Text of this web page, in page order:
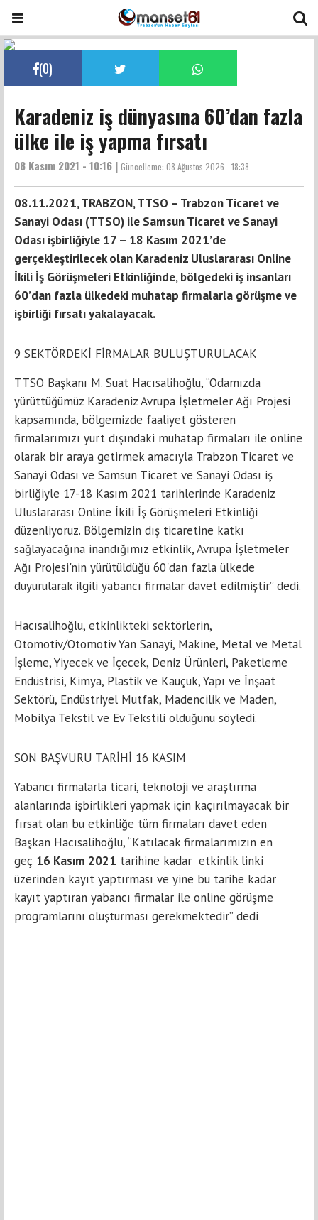
(0)
Karadeniz iş dünyasına 60’dan fazla
ülke ile iş yapma fırsatı
08 Kasım 2021 - 10:16 | Güncelleme: 08 Ağustos 2026 - 18:38
​​​​​​​08.11.2021, TRABZON, TTSO – Trabzon Ticaret ve
Sanayi Odası (TTSO) ile Samsun Ticaret ve Sanayi
Odası işbirliğiyle 17 – 18 Kasım 2021’de
gerçekleştirilecek olan Karadeniz Uluslararası Online
İkili İş Görüşmeleri Etkinliğinde, bölgedeki iş insanları
60’dan fazla ülkedeki muhatap firmalarla görüşme ve
işbirliği fırsatı yakalayacak.
9 SEKTÖRDEKİ FİRMALAR BULUŞTURULACAK
TTSO Başkanı M. Suat Hacısalihoğlu, “Odamızda
yürüttüğümüz Karadeniz Avrupa İşletmeler Ağı Projesi
kapsamında, bölgemizde faaliyet gösteren
firmalarımızı yurt dışındaki muhatap firmaları ile online
olarak bir araya getirmek amacıyla Trabzon Ticaret ve
Sanayi Odası ve Samsun Ticaret ve Sanayi Odası iş
birliğiyle 17-18 Kasım 2021 tarihlerinde Karadeniz
Uluslararası Online İkili İş Görüşmeleri Etkinliği
düzenliyoruz. Bölgemizin dış ticaretine katkı
sağlayacağına inandığımız etkinlik, Avrupa İşletmeler
Ağı Projesi'nin yürütüldüğü 60'dan fazla ülkede
duyurularak ilgili yabancı firmalar davet edilmiştir” dedi.
Hacısalihoğlu, etkinlikteki sektörlerin,
Otomotiv/Otomotiv Yan Sanayi, Makine, Metal ve Metal
İşleme, Yiyecek ve İçecek, Deniz Ürünleri, Paketleme
Endüstrisi, Kimya, Plastik ve Kauçuk, Yapı ve İnşaat
Sektörü, Endüstriyel Mutfak, Madencilik ve Maden,
Mobilya Tekstil ve Ev Tekstili olduğunu söyledi.
SON BAŞVURU TARİHİ 16 KASIM
Yabancı firmalarla ticari, teknoloji ve araştırma
alanlarında işbirlikleri yapmak için kaçırılmayacak bir
fırsat olan bu etkinliğe tüm firmaları davet eden
Başkan Hacısalihoğlu, “Katılacak firmalarımızın en
geç 16 Kasım 2021 tarihine kadar etkinlik linki
üzerinden kayıt yaptırması ve yine bu tarihe kadar
kayıt yaptıran yabancı firmalar ile online görüşme
programlarını oluşturması gerekmektedir” dedi